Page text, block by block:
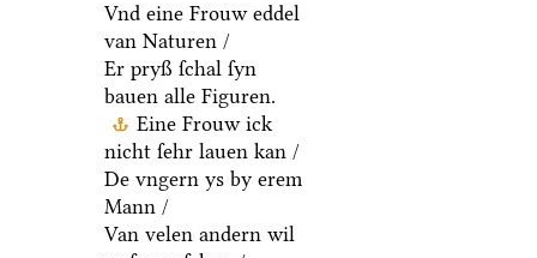
Vnd eine Frouw eddel
van Naturen /
Er pryß ſchal ſyn
bauen alle Figuren.
Eine Frouw ick
nicht ſehr lauen kan /
De vngern ys by erem
Mann /
Van velen andern wil